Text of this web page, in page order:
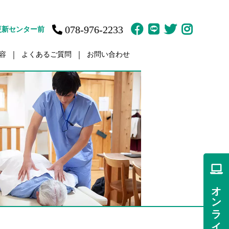
センター前 078-976-2233
療
／肩こり
・障害
訪問鍼灸マッサージ
体育の家庭教師
よくあるご質問 お問い合わせ
オンライン予約